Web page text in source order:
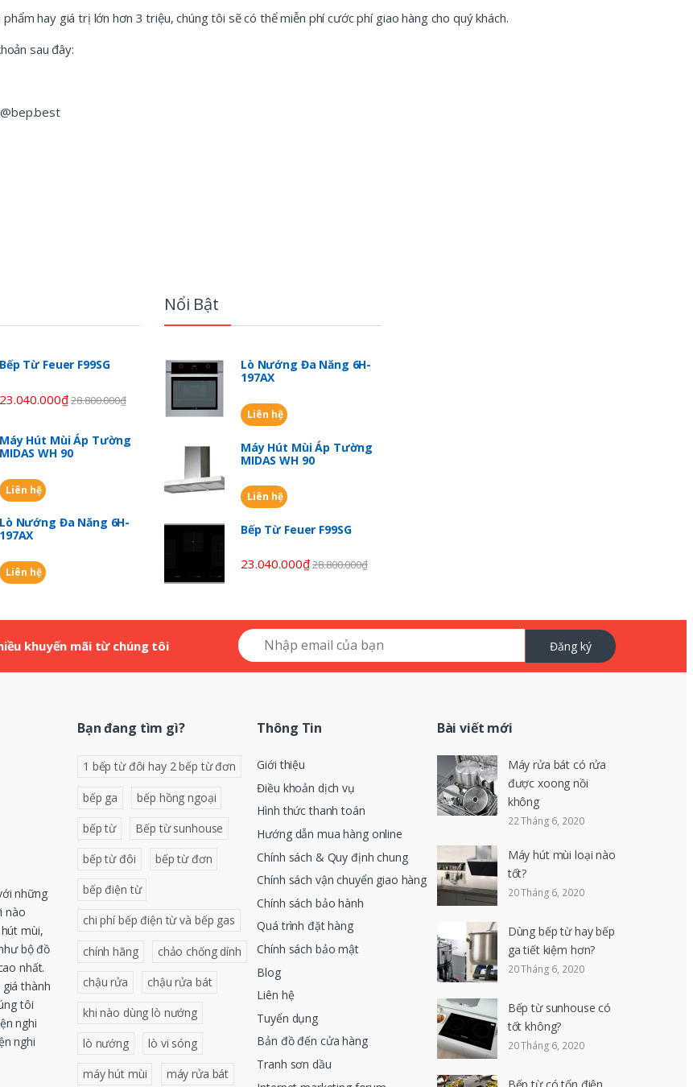
hay giá trị lớn hơn 3 triệu, chúng tôi sẽ có thể miễn phí cước phí giao hàng cho quý khách.
sau đây:
Bếp Từ Feuer F99SG
23.040.000₫ 28.800.000₫
Máy Hút Mùi Áp Tường
MIDAS WH 90
Liên hệ
Lò Nướng Đa Năng 6H-
197AX
Liên hệ
Nổi Bật
Lò Nướng Đa Năng 6H-
197AX
Liên hệ
Máy Hút Mùi Áp Tường
MIDAS WH 90
Liên hệ
Bếp Từ Feuer F99SG
23.040.000₫ 28.800.000₫
khuyến mãi từ chúng tôi Đăng ký
những
nào
mùi,
bộ đồ
nhất.
thành
tôi
nghi
nghi
Bạn đang tìm gì?
1 bếp từ đôi hay 2 bếp từ đơn
bếp ga bếp hồng ngoại
bếp từ Bếp từ sunhouse
bếp từ đôi bếp từ đơn
bếp điện từ
chi phí bếp điện từ và bếp gas
chính hãng chảo chống dính
chậu rửa chậu rửa bát
khi nào dùng lò nướng
lò nướng lò vi sóng
máy hút mùi máy rửa bát
Thông Tin
Giới thiệu
Điều khoản dịch vụ
Hình thức thanh toán
Hướng dẫn mua hàng online
Chính sách & Quy định chung
Chính sách vận chuyển giao hàng
Chính sách bảo hành
Quá trình đặt hàng
Chính sách bảo mật
Blog
Liên hệ
Tuyển dụng
Bản đồ đến cửa hàng
Tranh sơn dầu
Bài viết mới
Máy rửa bát có rửa
được xoong nồi
không
22 Tháng 6, 2020
Máy hút mùi loại nào
tốt?
20 Tháng 6, 2020
Dùng bếp từ hay bếp
ga tiết kiệm hơn?
20 Tháng 6, 2020
Bếp từ sunhouse có
tốt không?
20 Tháng 6, 2020